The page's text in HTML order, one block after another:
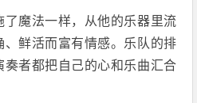
魔法一样，从他的乐器里流
鲜活而富有情感。乐队的排
者都把自己的心和乐曲汇合